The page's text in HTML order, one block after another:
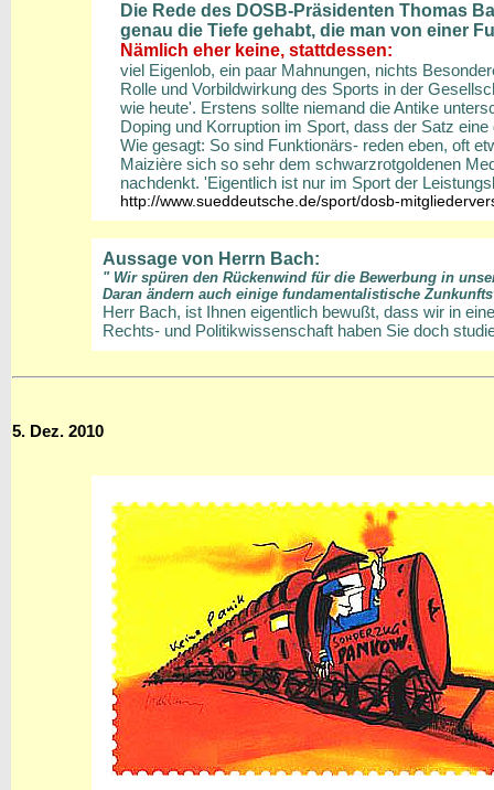
Die Rede des DOSB-Präsidenten Thomas
genau die Tiefe gehabt, die man von einer
Nämlich eher keine, stattdessen:
viel Eigenlob, ein paar Mahnungen, nichts
Rolle und Vorbildwirkung des Sports in der
wie heute'. Erstens sollte niemand die Antike
Doping und Korruption im Sport, dass der Satz
Wie gesagt: So sind Funktionärs- reden eben, oft
Maizière sich so sehr dem schwarzrotgoldenen
nachdenkt. 'Eigentlich ist nur im Sport der
http://www.sueddeutsche.de/sport/dosb-
Aussage von Herrn Bach:
" Wir spüren den Rückenwind für die Bewerbung in
Daran ändern auch einige fundamentalistische
Herr Bach, ist Ihnen eigentlich bewußt, dass wir in
Rechts- und Politikwissenschaft haben Sie doch
5. Dez. 2010